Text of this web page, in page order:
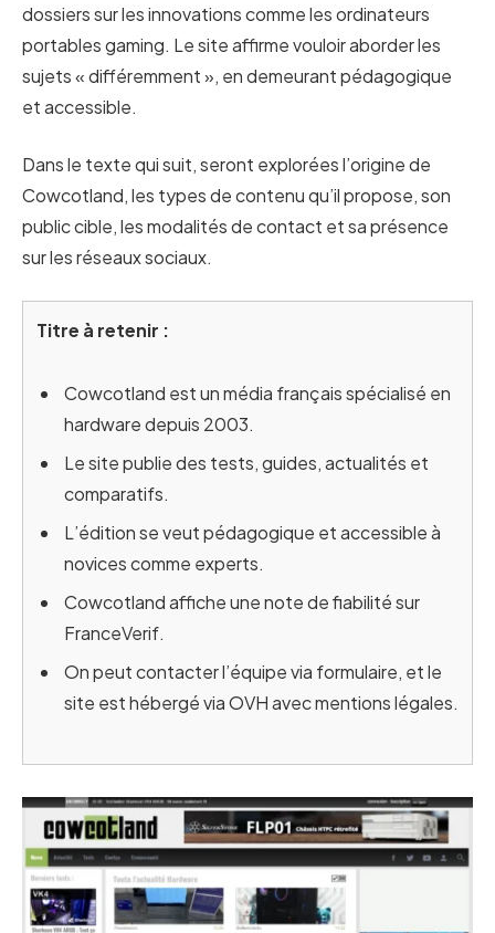
dossiers sur les innovations comme les ordinateurs
portables gaming. Le site affirme vouloir aborder les
sujets « différemment », en demeurant pédagogique
et accessible.
Dans le texte qui suit, seront explorées l’origine de
Cowcotland, les types de contenu qu’il propose, son
public cible, les modalités de contact et sa présence
sur les réseaux sociaux.
Titre à retenir :
Cowcotland est un média français spécialisé en
hardware depuis 2003.
Le site publie des tests, guides, actualités et
comparatifs.
L’édition se veut pédagogique et accessible à
novices comme experts.
Cowcotland affiche une note de fiabilité sur
FranceVerif.
On peut contacter l’équipe via formulaire, et le
site est hébergé via OVH avec mentions légales.